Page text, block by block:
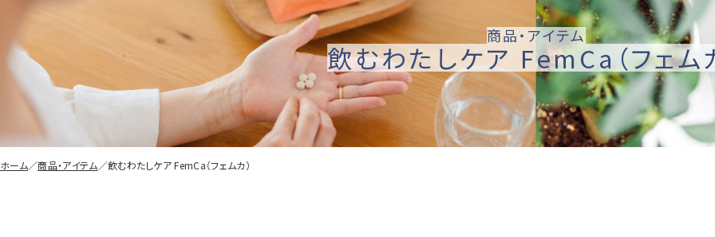
飲むわたしケア FemCa （フェム
商品・アイテム
ホーム／商品・アイテム／飲むわたしケア FemCa（フェムカ）